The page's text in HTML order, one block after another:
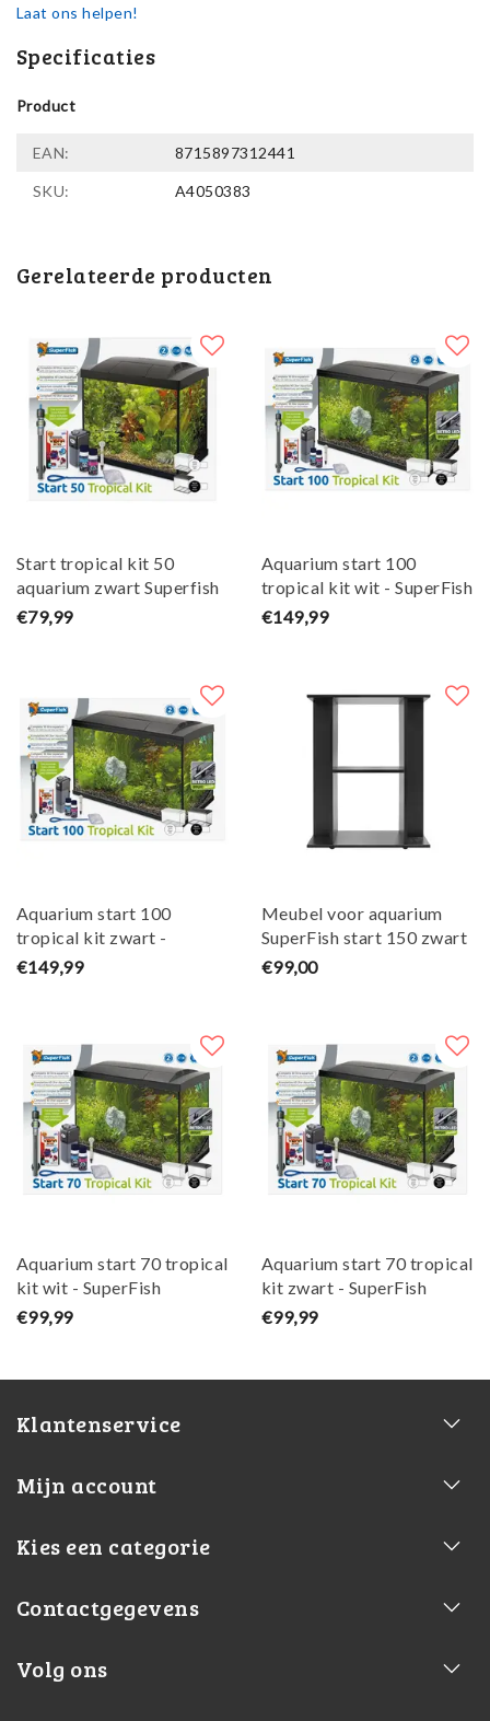
Laat ons helpen!
Specificaties
Product
EAN: 8715897312441
SKU: A4050383
Gerelateerde producten
Start tropical kit 50
aquarium zwart Superfish
€79,99
Aquarium start 100
tropical kit wit - SuperFish
€149,99
Aquarium start 100
tropical kit zwart -
SuperFish
€149,99
Meubel voor aquarium
SuperFish start 150 zwart
€99,00
Aquarium start 70 tropical
kit wit - SuperFish
€99,99
Aquarium start 70 tropical
kit zwart - SuperFish
€99,99
Klantenservice
Mijn account
Kies een categorie
Contactgegevens
Volg ons